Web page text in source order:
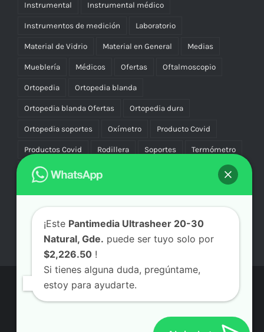
Instrumental Instrumental médico
Instrumentos de medición Laboratorio
Material de Vidrio Material en General Medias
Mueblería Médicos Ofertas Oftalmoscopio
Ortopedia Ortopedia blanda
Ortopedia blanda Ofertas Ortopedia dura
Ortopedia soportes Oxímetro Producto Covid
Productos Covid Rodillera Soportes Termómetro
Uniforme Uniformes
© Copyright
¡Este Pantimedia Ultrasheer 20-30
Natural, Gde. puede ser tuyo solo por
$2,226.50 !
Si tienes alguna duda, pregúntame,
estoy para ayudarte.